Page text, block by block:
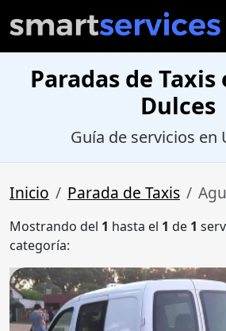
Paradas de Taxis
Dulces
Guía de servicios en
Inicio Parada de Taxis
Mostrando del 1 hasta el 1 de 1
categoría: